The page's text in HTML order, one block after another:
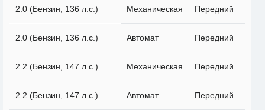
2.0 (Бензин, 136 л.с.) Механическая Передний
2.0 (Бензин, 136 л.с.) Автомат Передний
2.2 (Бензин, 147 л.с.) Механическая Передний
2.2 (Бензин, 147 л.с.) Автомат Передний